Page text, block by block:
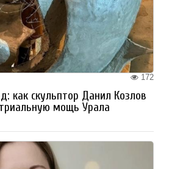
172
как скульптор Данил Козлов
мощь Урала